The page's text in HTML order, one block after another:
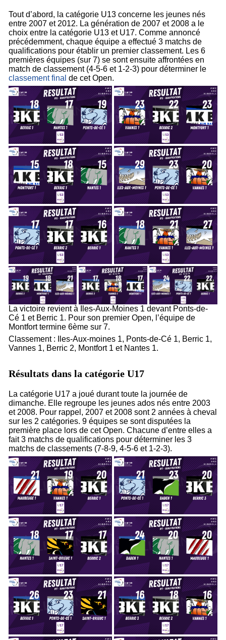
Tout d’abord, la catégorie U13 concerne les jeunes nés
entre 2007 et 2012. La génération de 2007 et 2008 a le
choix entre la catégorie U13 et U17. Comme annoncé
précédemment, chaque équipe a effectué 3 matchs de
qualifications pour établir un premier classement. Les 6
premières équipes (sur 7) se sont ensuite affrontées en
match de classement (4-5-6 et 1-2-3) pour déterminer le
classement final de cet Open.
La victoire revient à Iles-Aux-Moines 1 devant Ponts-de-
Cé 1 et Berric 1. Pour son premier Open, l’équipe de
Montfort termine 6ème sur 7.
Classement : Iles-Aux-moines 1, Ponts-de-Cé 1, Berric 1,
Vannes 1, Berric 2, Montfort 1 et Nantes 1.
Résultats dans la catégorie U17
La catégorie U17 a joué durant toute la journée de
dimanche. Elle regroupe les jeunes ados nés entre 2003
et 2008. Pour rappel, 2007 et 2008 sont 2 années à cheval
sur les 2 catégories. 9 équipes se sont disputées la
première place lors de cet Open. Chacune d’entre elles a
fait 3 matchs de qualifications pour déterminer les 3
matchs de classements (7-8-9, 4-5-6 et 1-2-3).